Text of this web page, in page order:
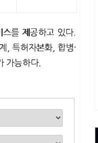
를 제공하고 있다.
, 특허자본화, 합병·
가능하다.